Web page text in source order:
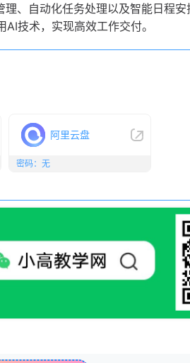
、自动化任务处理以及智能日程
技术，实现高效工作交付。
阿里云盘
密码：无